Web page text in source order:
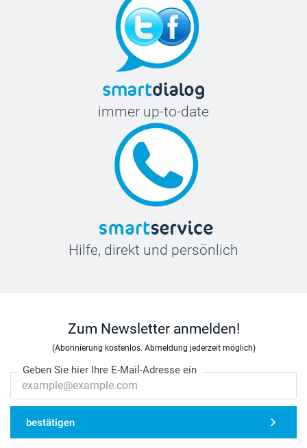
immer up-to-date
Hilfe, direkt und persönlich
Zum Newsletter anmelden!
(Abonnierung kostenlos. Abmeldung jederzeit möglich)
Geben Sie hier Ihre E-Mail-Adresse ein
bestätigen